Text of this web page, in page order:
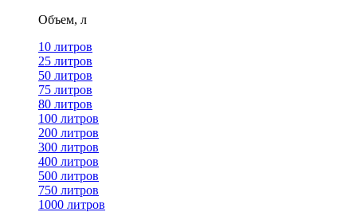
Объем, л
10 литров
25 литров
50 литров
75 литров
80 литров
100 литров
200 литров
300 литров
400 литров
500 литров
750 литров
1000 литров